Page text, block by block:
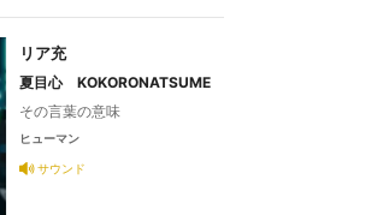
リア充
夏目心 KOKORONATSUME
その言葉の意味
ヒューマン
サウンド